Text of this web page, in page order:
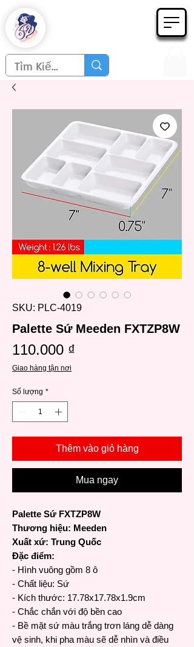
SKU: PLC-4019
Palette Sứ Meeden FXTZP8W
110.000 ₫
Giao hàng tận nơi
Số lượng *
Thêm vào giỏ hàng
Mua ngay
Palette Sứ FXTZP8W
Thương hiệu: Meeden
Xuất xứ: Trung Quốc
Đặc điểm:
- Hình vuông gồm 8 ô
- Chất liệu: Sứ
- Kích thước: 17.78x17.78x1.9cm
- Chắc chắn với độ bền cao
- Bề mặt sứ màu trắng trơn láng dễ dàng
vệ sinh, khi pha màu sẽ dễ nhìn và điều